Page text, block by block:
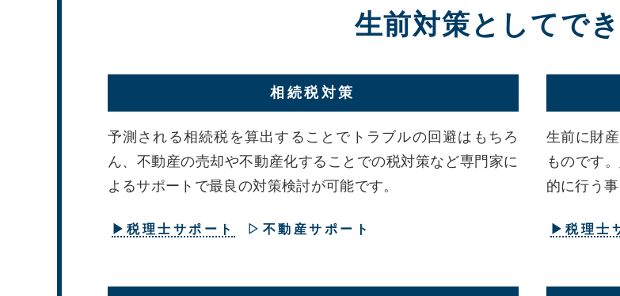
生前対策としてで
相続税対策
予測される相続税を算出することでトラブルの回避はもちろ
ん、不動産の売却や不動産化することでの税対策など専門家に
よるサポートで最良の対策検討が可能です。
▶税理士サポート ▷不動産サポート
生前に財
ものです
的に行う
▶税理士